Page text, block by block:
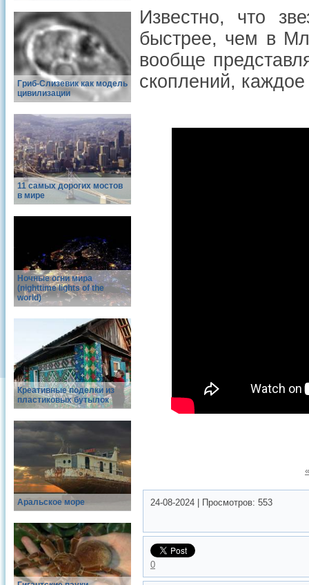
Гриб-Слизевик как модель
цивилизации
11 самых дорогих мостов
в мире
Ночные огни мира
(nighttime lights of the
world)
Креативные поделки из
пластиковых бутылок
Аральское море
Известно, что
быстрее, чем в
вообще
скоплений,
24-08-2024 Просмотров: 553
0